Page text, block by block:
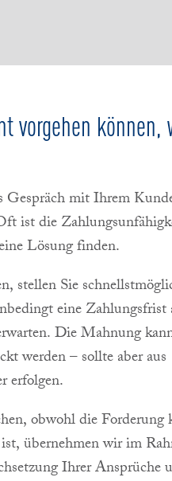
vorgehen können,
Gespräch mit Ihrem
ist die
Lösung finden.
stellen Sie
eine Zahlungsfrist
Die Mahnung
werden – sollte aber aus
erfolgen.
obwohl die Forderung
übernehmen wir im
Ihrer Ansprüche